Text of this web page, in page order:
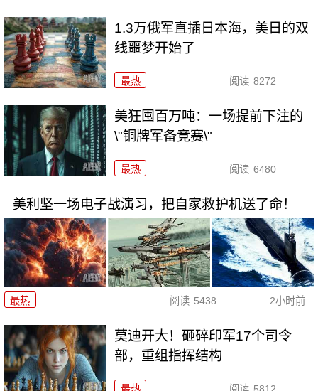
1.3万俄军直插日本海，美日的双
线噩梦开始了
最热 阅读 8272
美狂囤百万吨：一场提前下注的
\"铜牌军备竞赛\"
最热 阅读 6480
美利坚一场电子战演习，把自家救护机送了命！
最热 阅读 5438 2小时前
莫迪开大！砸碎印军17个司令
部，重组指挥结构